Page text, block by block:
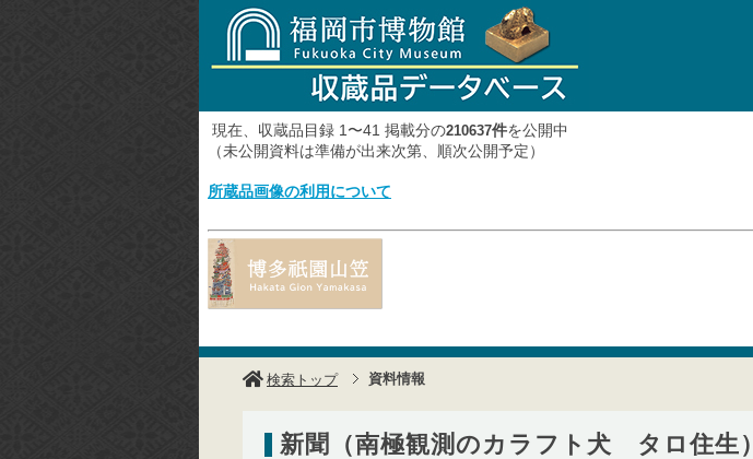
現在、収蔵品目録 1〜41 掲載分の210637件を公開中
（未公開資料は準備が出来次第、順次公開予定）
所蔵品画像の利用について
検索トップ 資料情報
新聞（南極観測のカラフト犬 タロ住生）